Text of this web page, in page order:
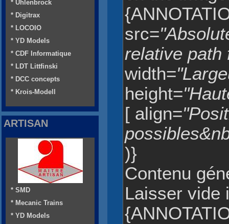
src=
relative path
width=
height=
[ align=
)}
Contenu
Laisser vide
* Uhlenbrock
* Digitrax
* LOCOIO
* YD Models
* CDF Informatique
* LDT Littfinski
* DCC concepts
* Krois-Modell
ARTISAN
* SMD
* Mecanic Trains
* YD Models